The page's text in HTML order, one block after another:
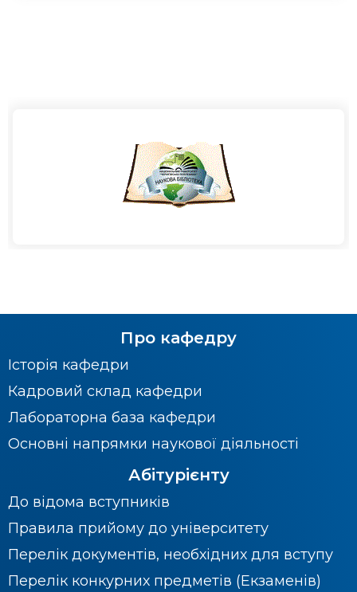
Про кафедру
Історія кафедри
Кадровий склад кафедри
Лабораторна база кафедри
Основні напрямки наукової діяльності
Абітурієнту
До відома вступників
Правила прийому до університету
Перелік документів, необхідних для вступу
Перелік конкурних предметів (Екзаменів)